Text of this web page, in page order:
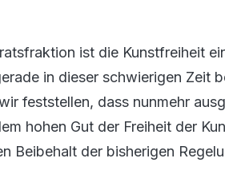
ist die Kunstfreiheit
in dieser schwierigen Zeit
feststellen, dass nunmehr
hohen Gut der Freiheit der
Beibehalt der bisherigen